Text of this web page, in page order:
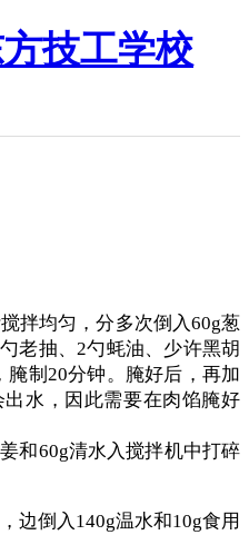
拌均匀，分多次倒入60g葱
老抽、2勺蚝油、少许黑胡
制20分钟。腌好后，再加
水，因此需要在肉馅腌好
和60g清水入搅拌机中打碎
边倒入140g温水和10g食用